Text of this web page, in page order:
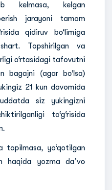
kelmasa, kelgan
jarayoni tamom
qidiruv bo‘limiga
Topshirilgan va
o‘rtasidagi tafovutni
bagajni (agar bo‘lsa)
21 kun davomida
siz yukingizni
to‘g‘risida
topilmasa, yo‘qotilgan
haqida yozma da’vo